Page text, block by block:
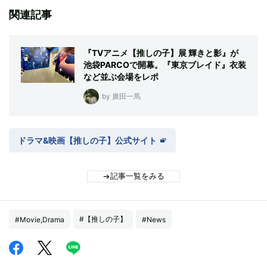
関連記事
『TVアニメ【推しの子】展 輝きと影』が
池袋PARCOで開幕。『東京ブレイド』衣装
など並ぶ会場をレポ
by 廣田一馬
ドラマ&映画【推しの子】公式サイト
記事一覧をみる
#Movie,Drama #【推しの子】 #News